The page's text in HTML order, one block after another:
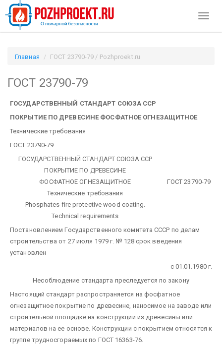
Главная ГОСТ 23790-79 / Pozhproekt.ru
ГОСТ 23790-79
ГОСУДАРСТВЕННЫЙ СТАНДАРТ СОЮЗА ССР
ПОКРЫТИЕ ПО ДРЕВЕСИНЕ ФОСФАТНОЕ ОГНЕЗАЩИТНОЕ
Технические требования
ГОСТ 23790-79
ГОСУДАРСТВЕННЫЙ СТАНДАРТ СОЮЗА ССР
ПОКРЫТИЕ ПО ДРЕВЕСИНЕ
ФОСФАТНОЕ ОГНЕЗАЩИТНОЕ
ГОСТ 23790-79
Технические требования
Phosphates fire protective wood coating.
Technical requirements
Постановлением Государственного комитета СССР по делам
строительства от 27 июля 1979 г. № 128 срок введения
установлен
с 01.01.1980 г.
Несоблюдение стандарта преследуется по закону
Настоящий стандарт распространяется на фосфатное
огнезащитное покрытие по древесине, наносимое на заводе или
строительной площадке на конструкции из древесины или
материалов на ее основе. Конструкции с покрытием относятся к
группе трудносгораемых по ГОСТ 16363-76.